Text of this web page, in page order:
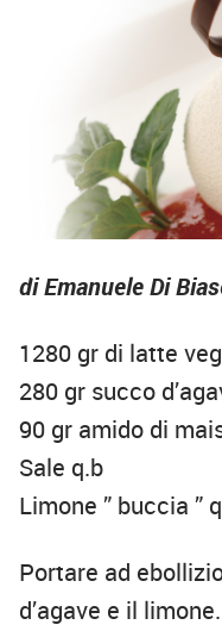
di Emanuele Di
1280 gr di latte
280 gr succo
90 gr amido di
Sale q.b
Limone ” buccia ”
Portare ad
d’agave e il